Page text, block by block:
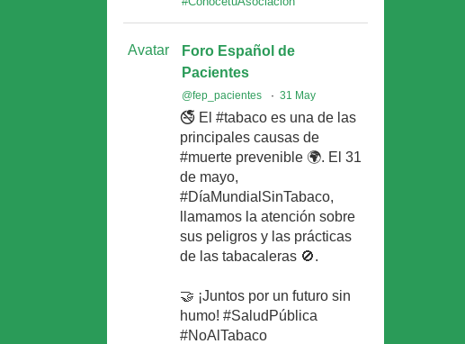
Avatar
Foro Español de
Pacientes
@fep_pacientes · 31 May
🚭 El #tabaco es una de las
principales causas de
#muerte prevenible 🌍. El 31
de mayo,
#DíaMundialSinTabaco,
llamamos la atención sobre
sus peligros y las prácticas
de las tabacaleras 🚫.
🤝 ¡Juntos por un futuro sin
humo! #SaludPública
#NoAlTabaco